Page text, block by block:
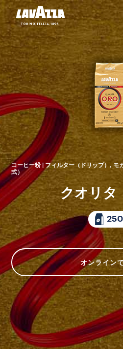
コーヒー粉 | フィルター（ドリップ）, モ
式）
クオリタ
オンライン